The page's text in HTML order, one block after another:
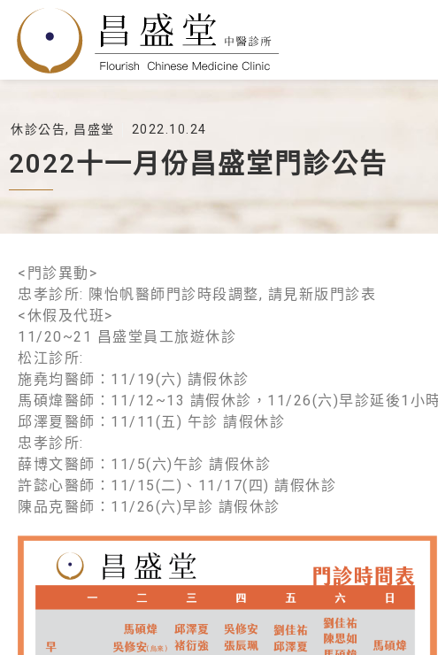
休診公告, 昌盛堂 2022.10.24
2022十一月份昌盛堂門診公告
<門診異動>
忠孝診所: 陳怡帆醫師門診時段調整, 請見新版門診表
<休假及代班>
11/20~21 昌盛堂員工旅遊休診
松江診所:
施堯均醫師：11/19(六) 請假休診
馬碩煒醫師：11/12~13 請假休診，11/26(六)早診延後1小
邱澤夏醫師：11/11(五) 午診 請假休診
忠孝診所:
薛博文醫師：11/5(六)午診 請假休診
許懿心醫師：11/15(二)、11/17(四) 請假休診
陳品克醫師：11/26(六)早診 請假休診